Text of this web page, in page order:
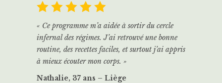
« Ce programme m’a aidée à sortir du cercle
infernal des régimes. J’ai retrouvé une bonne
routine, des recettes faciles, et surtout j’ai appris
à mieux écouter mon corps. »
Nathalie, 37 ans – Liège